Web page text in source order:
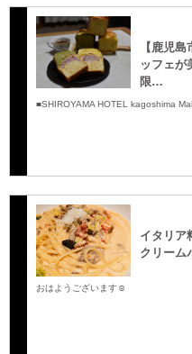
【鹿児
ッフェが
限…
■SHIROYAMA HOTEL kagoshima
イタリア
クリーム
おはようございます☺️